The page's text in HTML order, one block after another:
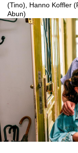
(Tino), Hanno Koffler
Abun)